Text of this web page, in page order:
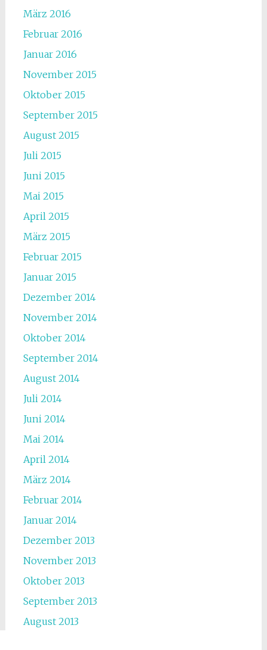
März 2016
Februar 2016
Januar 2016
November 2015
Oktober 2015
September 2015
August 2015
Juli 2015
Juni 2015
Mai 2015
April 2015
März 2015
Februar 2015
Januar 2015
Dezember 2014
November 2014
Oktober 2014
September 2014
August 2014
Juli 2014
Juni 2014
Mai 2014
April 2014
März 2014
Februar 2014
Januar 2014
Dezember 2013
November 2013
Oktober 2013
September 2013
August 2013